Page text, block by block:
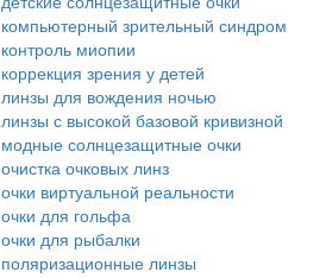
компьютерный зрительный синдром
контроль миопии
коррекция зрения у детей
линзы для вождения ночью
линзы с высокой базовой кривизной
модные солнцезащитные очки
очистка очковых линз
очки виртуальной реальности
очки для гольфа
очки для рыбалки
поляризационные линзы